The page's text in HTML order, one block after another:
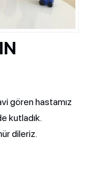
gören hastamız
kutladık.
dileriz.